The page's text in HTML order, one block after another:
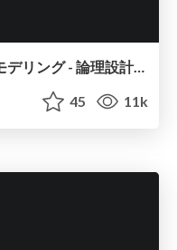
手を動かしながら学ぶデータモデリング - 論理設計から物理設計まで / Data modeling
45 11k